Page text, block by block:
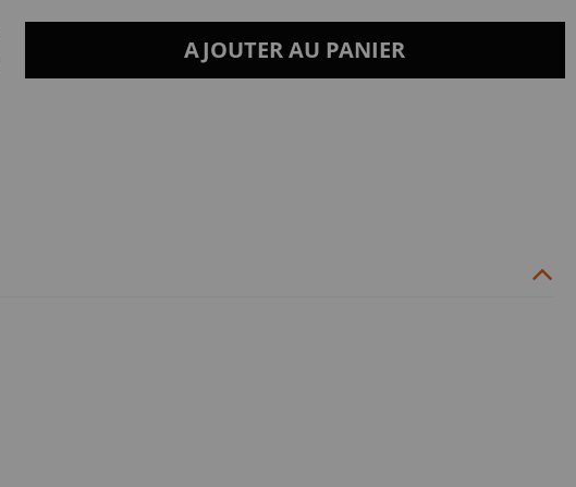
AJOUTER AU PANIER